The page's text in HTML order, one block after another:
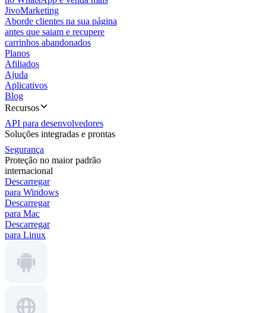
JivoMarketing
Aborde clientes na sua página
antes que saiam e recupere
carrinhos abandonados
Planos
Afiliados
Ajuda
Aplicativos
Blog
Recursos
API para desenvolvedores
Soluções integradas e prontas
Segurança
Proteção no maior padrão
internacional
Descarregar
para Windows
Descarregar
para Mac
Descarregar
para Linux